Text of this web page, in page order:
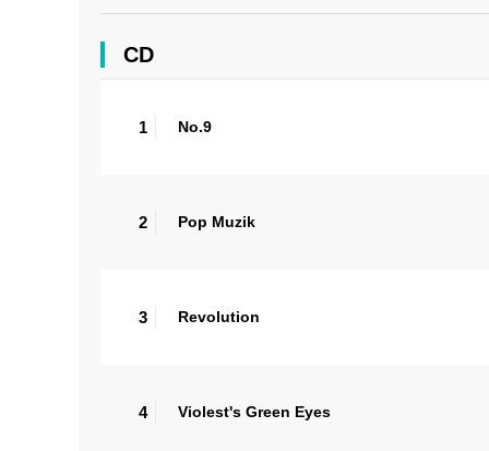
CD
1 No.9
2 Pop Muzik
3 Revolution
4 Violest's Green Eyes